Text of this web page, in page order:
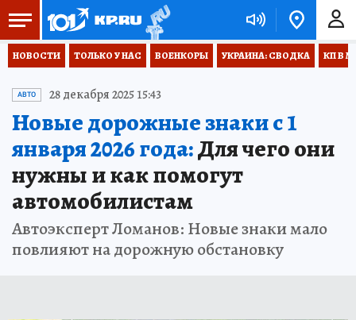
НОВОСТИ ТОЛЬКО У НАС ВОЕНКОРЫ УКРАИНА: СВОДКА КП В
АВТО 28 декабря 2025 15:43
Новые дорожные знаки с 1
января 2026 года:Для чего они
нужны и как помогут
автомобилистам
Автоэксперт Ломанов: Новые знаки мало
повлияют на дорожную обстановку